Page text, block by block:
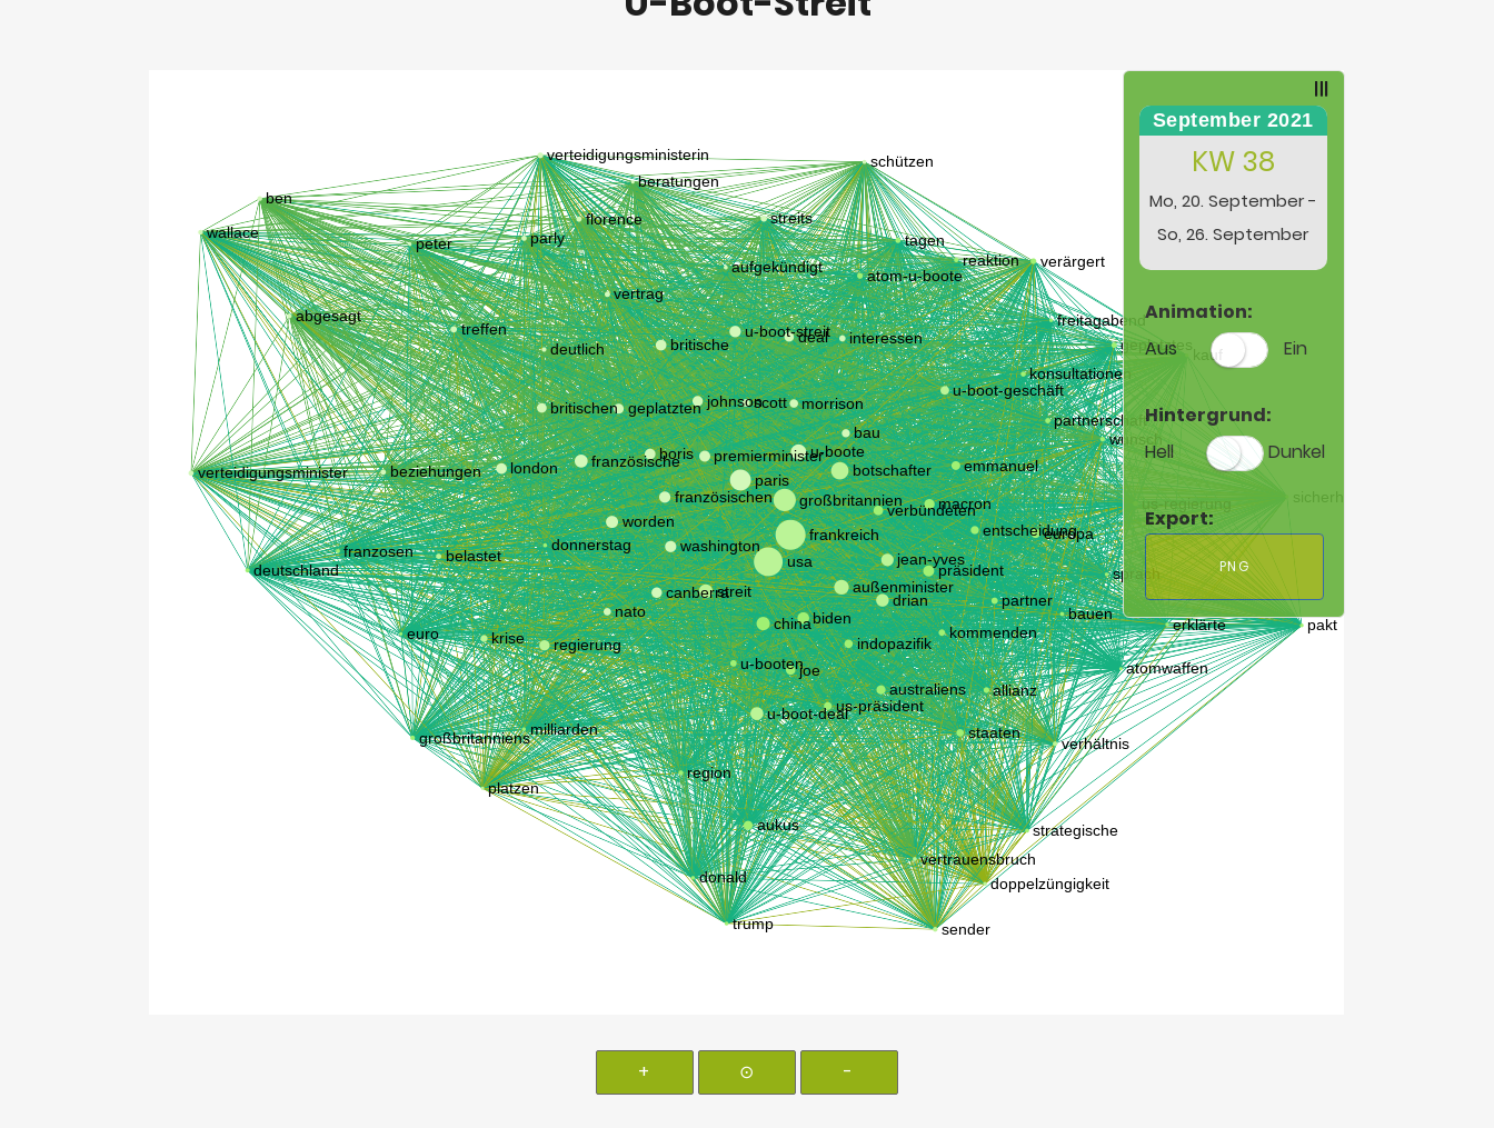
+ ⊙ -
September 2021
KW 38
Mo, 20. September -
So, 26. September
Animation:
Aus
Ein
Hintergrund:
Hell
Dunkel
Export:
PNG